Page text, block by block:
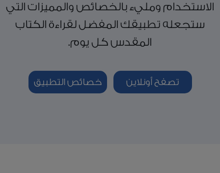
الاستخدام ومليء بالخصائص والمميزات التي
ستجعله تطبيقك المفضل لقراءة الكتاب
المقدس كل يوم.
تصفح أونلاين خصائص التطبيق